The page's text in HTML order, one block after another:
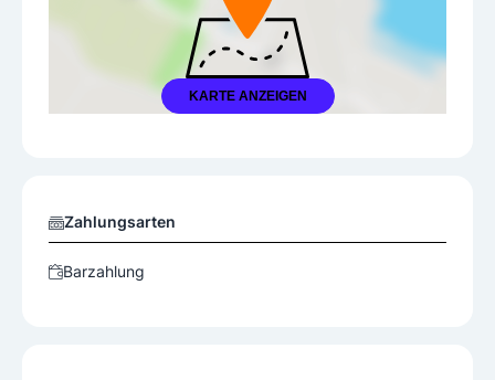
KARTE ANZEIGEN
Zahlungsarten
Barzahlung